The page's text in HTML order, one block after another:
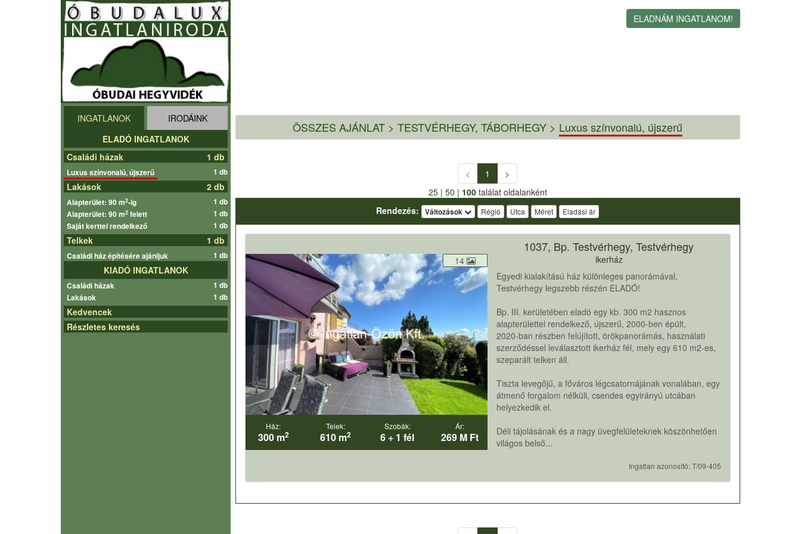
ELADNÁM INGATLANOM!
INGATLANOK
IRODÁINK
ELADÓ INGATLANOK
Családi házak
1 db
Luxus színvonalú, újszerű 1 db
Lakások 2 db
Alapterület: 90 m2-ig
1 db
Alapterület: 90 m2 felett
1 db
Saját kerttel rendelkező
1 db
Telkek 1 db
Családi ház építésére ajánljuk 1 db
KIADÓ INGATLANOK
Családi házak
1 db
Lakások
1 db
Kedvencek
Részletes keresés
ÖSSZES AJÁNLAT >TESTVÉRHEGY, TÁBORHEGY > Luxus színvonalú, újszerű
< 1
>
25| 50 | 100találat oldalanként
Rendezés:
Változások Régió Utca Méret Eladási ár
14
Ház:
300 m2
Telek:
610 m2
Szobák:
6 + 1 fél
Ár:
269 M Ft
1037, Bp. Testvérhegy, Testvérhegy
ikerház
Egyedi kialakítású ház különleges panorámával,
Testvérhegy legszebb részén ELADÓ!
Bp. III. kerületében eladó egy kb. 300 m2 hasznos
alapterülettel rendelkező, újszerű, 2000-ben épült,
2020-ban részben felújított, örökpanorámás, használati
szerződéssel leválasztott ikerház fél, mely egy 610 m2-es,
szeparált telken áll.
Tiszta levegőjű, a főváros légcsatornájának vonalában, egy
átmenő forgalom nélküli, csendes egyirányú utcában
helyezkedik el.
Déli tájolásának és a nagy üvegfelületeknek köszönhetően
világos belső...
Ingatlan azonosító: T/09-405